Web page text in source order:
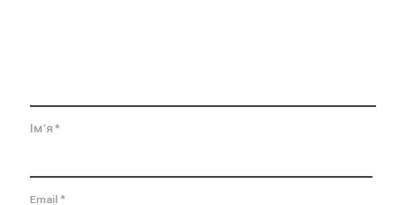
Ім'я*
Email *